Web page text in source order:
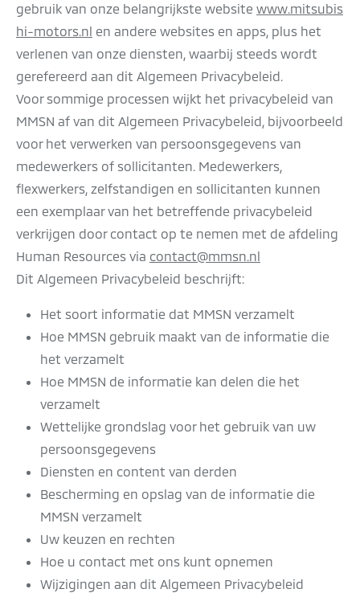
gebruik van onze belangrijkste website www.mitsubis
hi-motors.nl en andere websites en apps, plus het
verlenen van onze diensten, waarbij steeds wordt
gerefereerd aan dit Algemeen Privacybeleid.
Voor sommige processen wijkt het privacybeleid van
MMSN af van dit Algemeen Privacybeleid, bijvoorbeeld
voor het verwerken van persoonsgegevens van
medewerkers of sollicitanten. Medewerkers,
flexwerkers, zelfstandigen en sollicitanten kunnen
een exemplaar van het betreffende privacybeleid
verkrijgen door contact op te nemen met de afdeling
Human Resources via contact@mmsn.nl
Dit Algemeen Privacybeleid beschrijft:
Het soort informatie dat MMSN verzamelt
Hoe MMSN gebruik maakt van de informatie die
het verzamelt
Hoe MMSN de informatie kan delen die het
verzamelt
Wettelijke grondslag voor het gebruik van uw
persoonsgegevens
Diensten en content van derden
Bescherming en opslag van de informatie die
MMSN verzamelt
Uw keuzen en rechten
Hoe u contact met ons kunt opnemen
Wijzigingen aan dit Algemeen Privacybeleid